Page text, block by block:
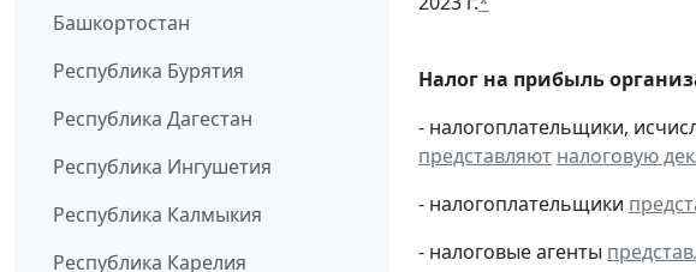
Башкортостан
Республика Бурятия
Республика Дагестан
Республика Ингушетия
Республика Калмыкия
Республика Карелия
Налог на прибыль
- налогоплательщики,
представляют налоговую
- налогоплательщики
- налоговые агенты